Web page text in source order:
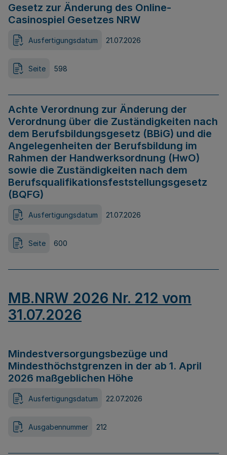
Gesetz zur Änderung des Online-
Casinospiel Gesetzes NRW
Ausfertigungsdatum 21.07.2026
Seite 598
Achte Verordnung zur Änderung der
Verordnung über die Zuständigkeiten nach
dem Berufsbildungsgesetz (BBiG) und die
Angelegenheiten der Berufsbildung im
Rahmen der Handwerksordnung (HwO)
sowie die Zuständigkeiten nach dem
Berufsqualifikationsfeststellungsgesetz
(BQFG)
Ausfertigungsdatum 21.07.2026
Seite 600
MB.NRW 2026 Nr. 212 vom
31.07.2026
Mindestversorgungsbezüge und
Mindesthöchstgrenzen in der ab 1. April
2026 maßgeblichen Höhe
Ausfertigungsdatum 22.07.2026
Ausgabennummer 212